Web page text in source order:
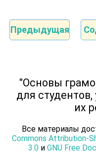
Предыдущая
"Основы
для студентов,
их
Все материалы
Commons Attribution-
3.0и GNU Free